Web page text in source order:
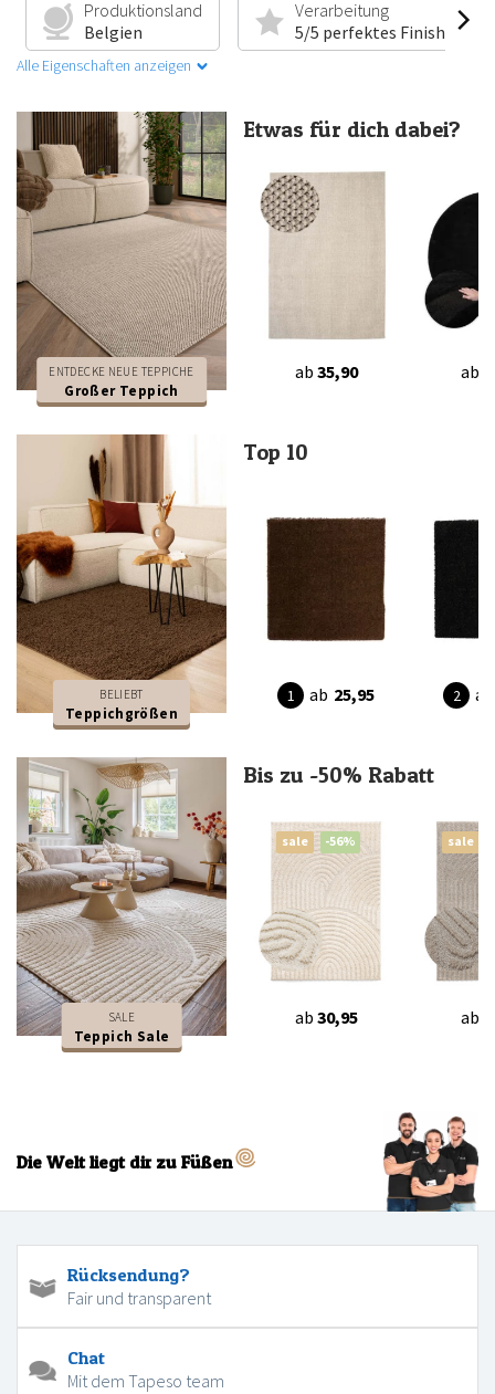
Produktionsland
Belgien
Verarbeitung
5/5 perfektes Finish
Alle Eigenschaften anzeigen
ENTDECKE NEUE TEPPICHE
Großer Teppich
Etwas für dich dabei?
ab 35,90 ab
BELIEBT
Teppichgrößen
Top 10
ab 25,95 ab
SALE
Teppich Sale
Bis zu -50% Rabatt
sale -56%
ab 30,95
sale
ab
Die Welt liegt dir zu Füßen
Rücksendung?
Fair und transparent
Chat
Mit dem Tapeso team